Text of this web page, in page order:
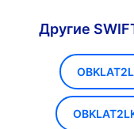
Другие